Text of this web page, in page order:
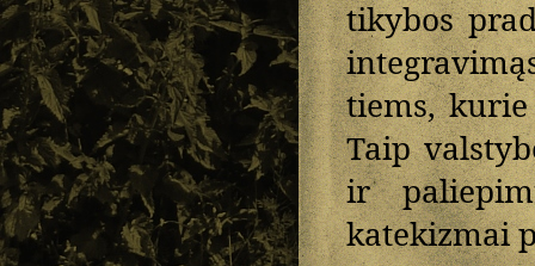
tikybos
tiems,
Taip
ir
katekizmai